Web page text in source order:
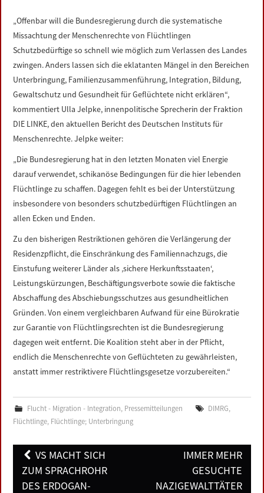
DATENSCHUTZERKLÄRUNG
IMPRESSUM
„Offenbar will die Bundesregierung durch die systematische
Missachtung der Menschenrechte von Flüchtlingen
Schutzbedürftige so schnell wie möglich zum Verlassen des Landes
zwingen. Anders lassen sich die eklatanten Mängel in den Bereichen
Unterbringung, Familienzusammenführung, Integration, Bildung,
Gewaltschutz und Gesundheit für Geflüchtete nicht erklären“,
kommentiert Ulla Jelpke, innenpolitische Sprecherin der Fraktion
DIE LINKE, den aktuellen Bericht des Deutschen Instituts für
Menschenrechte. Jelpke weiter:
„Die Bundesregierung hat in den letzten Monaten viel Energie
darauf verwendet, schikanöse Bedingungen für die hier lebenden
Flüchtlinge zu schaffen. Dagegen fehlt es bei der Unterstützung
insbesondere von besonders schutzbedürftigen Flüchtlingen an
allen Ecken und Enden.
Zu den bisherigen Restriktionen gehören die Verlängerung der
Residenzpflicht, die Einschränkung des Familiennachzugs, die
Einstufung weiterer Länder als ‚sichere Herkunftsstaaten‘,
Leistungskürzungen, Beschäftigungsverbote sowie die faktische
Abschaffung des Abschiebungsschutzes aus gesundheitlichen
Gründen. Von einem vergleichbaren Aufwand für eine Bürokratie
zur Garantie von Flüchtlingsrechten ist die Bundesregierung
dagegen weit entfernt. Die Koalition steht aber in der Pflicht,
endlich die Menschenrechte von Geflüchteten zu gewährleisten,
anstatt immer restriktivere Flüchtlingsgesetze vorzubereiten.“
Flucht - Migration - Integration, Pressemitteilungen DIMRG,
Flüchtlinge, Flüchtlinge; Unterbringung
Post
navigation
VS MACHT SICH
ZUM SPRACHROHR
DES ERDOGAN-
IMMER MEHR
GESUCHTE
NAZIGEWALTTÄTER